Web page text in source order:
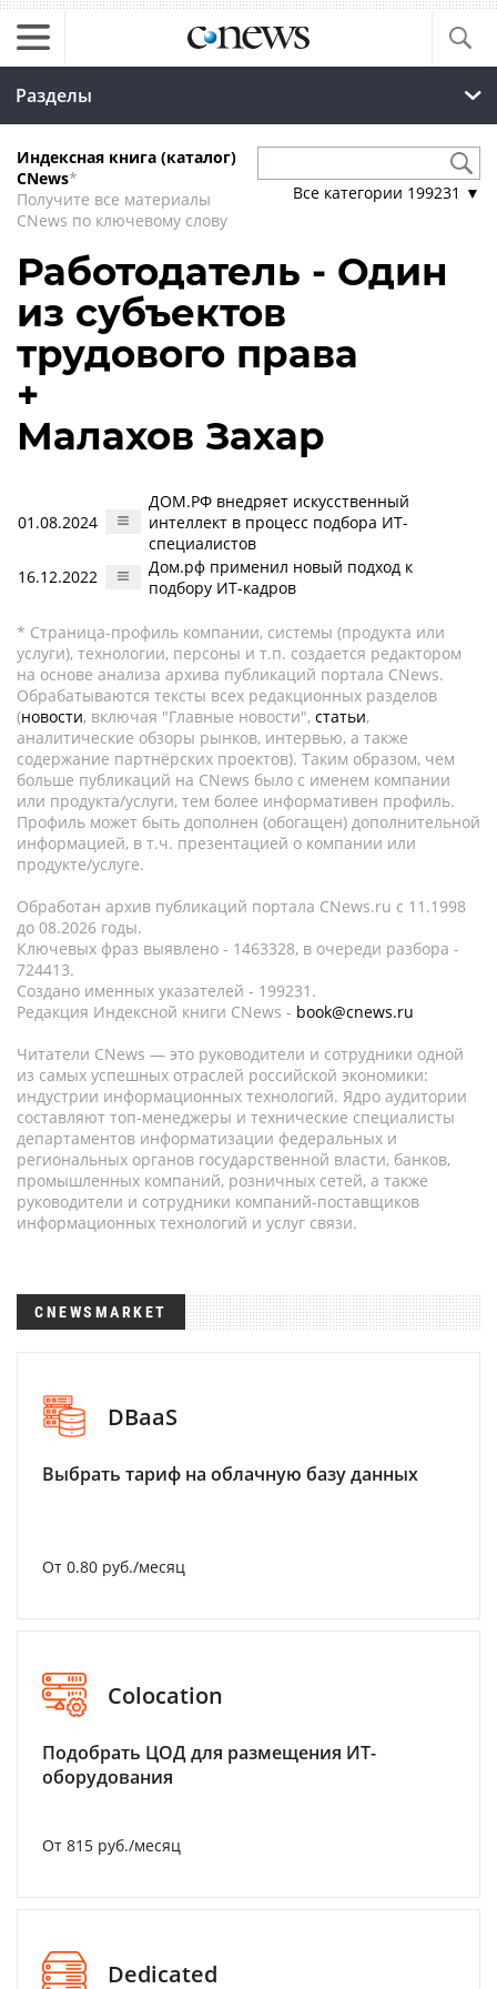
Разделы
Индексная книга (каталог)
CNews*
Получите все материалы
CNews по ключевому слову
Все категории 199231 ▼
Работодатель - Один
из субъектов
трудового права
+
Малахов Захар
01.08.2024
ДОМ.РФ внедряет искусственный
интеллект в процесс подбора ИТ-
специалистов
16.12.2022
Дом.рф применил новый подход к
подбору ИТ-кадров
* Страница-профиль компании, системы (продукта или
услуги), технологии, персоны и т.п. создается редактором
на основе анализа архива публикаций портала CNews.
Обрабатываются тексты всех редакционных разделов
(новости, включая "Главные новости", статьи,
аналитические обзоры рынков, интервью, а также
содержание партнёрских проектов). Таким образом, чем
больше публикаций на CNews было с именем компании
или продукта/услуги, тем более информативен профиль.
Профиль может быть дополнен (обогащен) дополнительной
информацией, в т.ч. презентацией о компании или
продукте/услуге.
Обработан архив публикаций портала CNews.ru c 11.1998
до 08.2026 годы.
Ключевых фраз выявлено - 1463328, в очереди разбора -
724413.
Создано именных указателей - 199231.
Редакция Индексной книги CNews - book@cnews.ru
Читатели CNews — это руководители и сотрудники одной
из самых успешных отраслей российской экономики:
индустрии информационных технологий. Ядро аудитории
составляют топ-менеджеры и технические специалисты
департаментов информатизации федеральных и
региональных органов государственной власти, банков,
промышленных компаний, розничных сетей, а также
руководители и сотрудники компаний-поставщиков
информационных технологий и услуг связи.
CNEWSMARKET
DBaaS
Выбрать тариф на облачную базу данных
От 0.80 руб./месяц
Colocation
Подобрать ЦОД для размещения ИТ-
оборудования
От 815 руб./месяц
Dedicated